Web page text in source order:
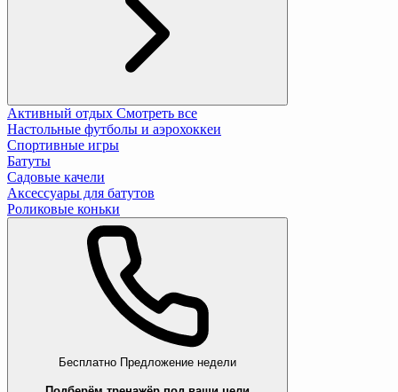
Активный отдых Смотреть все
Настольные футболы и аэрохоккеи
Спортивные игры
Батуты
Садовые качели
Аксессуары для батутов
Роликовые коньки
Бесплатно Предложение недели